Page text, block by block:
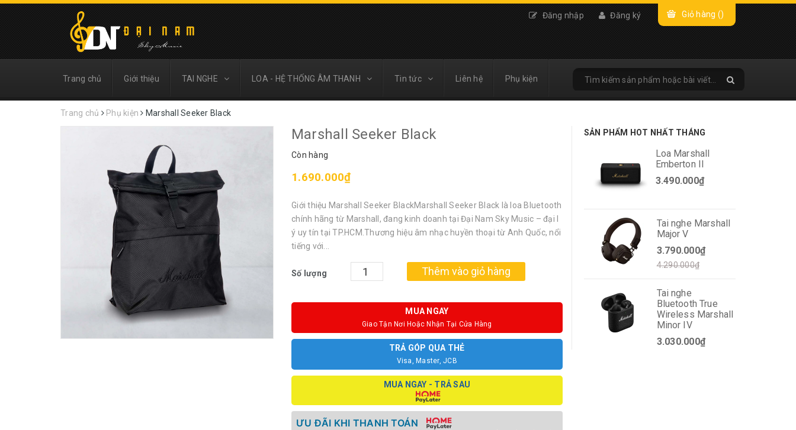
Giỏ hàng ()
Đăng nhập Đăng ký
Trang chủ Giới thiệu TAI NGHE LOA - HỆ THỐNG ÂM THANH Tin tức Liên hệ Phụ kiện
Trang chủ Phụ kiện Marshall Seeker Black
Marshall Seeker Black
Còn hàng
1.690.000₫
Giới thiệu Marshall Seeker BlackMarshall Seeker Black là loa Bluetooth
chính hãng từ Marshall, đang kinh doanh tại Đại Nam Sky Music – đại l
ý uy tín tại TP.HCM.Thương hiệu âm nhạc huyền thoại từ Anh Quốc, nổi
tiếng với...
Số lượng Thêm vào giỏ hàng
MUA NGAY
Giao Tận Nơi Hoặc Nhận Tại Cửa Hàng
TRẢ GÓP QUA THẺ
Visa, Master, JCB
MUA NGAY - TRẢ SAU
ƯU ĐÃI KHI THANH TOÁN
SẢN PHẨM HOT NHẤT THÁNG
Loa Marshall
Emberton II
3.490.000₫
Tai nghe Marshall
Major V
3.790.000₫
4.290.000₫
Tai nghe
Bluetooth True
Wireless Marshall
Minor IV
3.030.000₫